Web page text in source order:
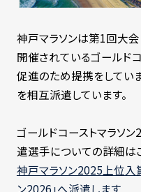
神戸マラソンは第1回大会
開催されているゴールド
促進のため提携をしてい
を相互派遣しています。
ゴールドコーストマラソ
遣選手についての詳細は
神戸マラソン2025上位入
ン2026」へ派遣します